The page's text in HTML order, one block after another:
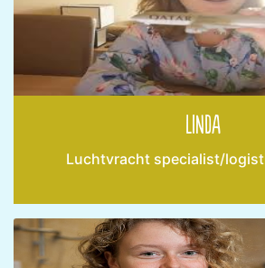
Linda
Luchtvracht specialist/